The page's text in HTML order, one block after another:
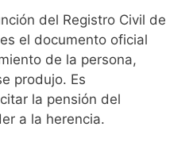
del Registro Civil de
el documento oficial
de la persona,
produjo. Es
la pensión del
a la herencia.